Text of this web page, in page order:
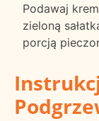
Podawaj
zieloną
porcją